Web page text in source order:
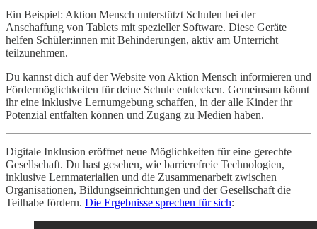
Ein Beispiel: Aktion Mensch unterstützt Schulen bei der
Anschaffung von Tablets mit spezieller Software. Diese Geräte
helfen Schüler:innen mit Behinderungen, aktiv am Unterricht
teilzunehmen.
Du kannst dich auf der Website von Aktion Mensch informieren und
Fördermöglichkeiten für deine Schule entdecken. Gemeinsam könnt
ihr eine inklusive Lernumgebung schaffen, in der alle Kinder ihr
Potenzial entfalten können und Zugang zu Medien haben.
Digitale Inklusion eröffnet neue Möglichkeiten für eine gerechte
Gesellschaft. Du hast gesehen, wie barrierefreie Technologien,
inklusive Lernmaterialien und die Zusammenarbeit zwischen
Organisationen, Bildungseinrichtungen und der Gesellschaft die
Teilhabe fördern. Die Ergebnisse sprechen für sich: